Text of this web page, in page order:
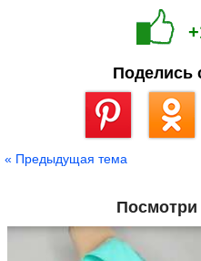
Поделись
« Предыдущая тема